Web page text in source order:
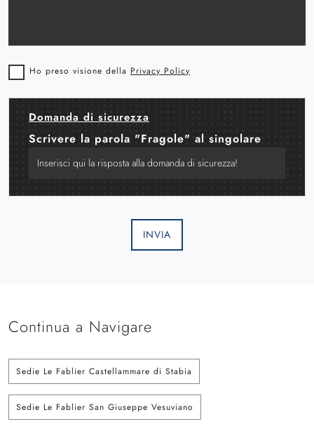
Ho preso visione della Privacy Policy
Domanda di sicurezza
Scrivere la parola "Fragole" al singolare
INVIA
Continua a Navigare
Sedie Le Fablier Castellammare di Stabia
Sedie Le Fablier San Giuseppe Vesuviano